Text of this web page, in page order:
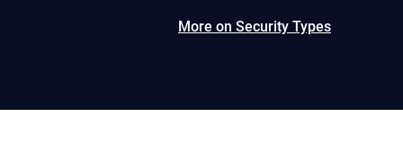
More on Security Types